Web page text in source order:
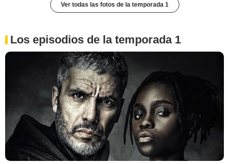
Ver todas las fotos de la temporada 1
Los episodios de la temporada 1